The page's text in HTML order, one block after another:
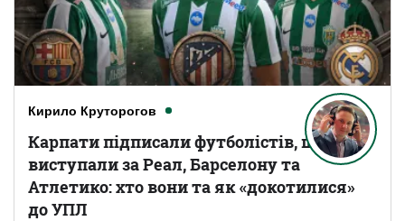
Кирило Круторогов
Карпати підписали футболістів, що
виступали за Реал, Барселону та
Атлетико: хто вони та як «докотилися»
до УПЛ